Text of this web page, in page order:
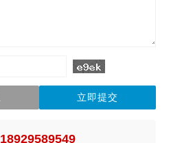
18929589549